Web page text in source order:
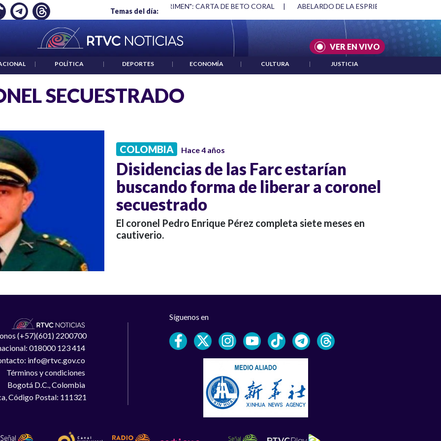
Temas del día:
EMPLEO: JP MORGAN "HABLAR NO ES UN CRIMEN": CARTA DE BETO CORAL | ABELARDO DE LA ESPRIELLA Y DMG
VER EN VIVO
| POLÍTICA | DEPORTES | ECONOMÍA | CULTURA | JUSTICIA
SECUESTRADO
COLOMBIA Hace 4 años
Disidencias de las Farc estarían
buscando forma de liberar a coronel
secuestrado
El coronel Pedro Enrique Pérez completa siete meses en
cautiverio.
(+57)(601) 2200700
018000 123 414
info@rtvc.gov.co
Términos y condiciones
Bogotá D.C., Colombia
Código Postal: 111321
Síguenos en